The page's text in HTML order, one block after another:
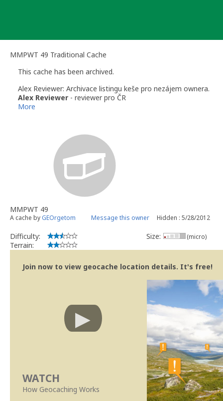
MMPWT 49 Traditional Cache
This cache has been archived.
Alex Reviewer: Archivace listingu keše pro nezájem ownera.
Alex Reviewer - reviewer pro ČR
More
MMPWT 49
A cache by GEOrgetom Message this owner Hidden : 5/28/2012
Difficulty:
Terrain:
Size: (micro)
Join now to view geocache location details. It's free!
WATCH
How Geocaching Works